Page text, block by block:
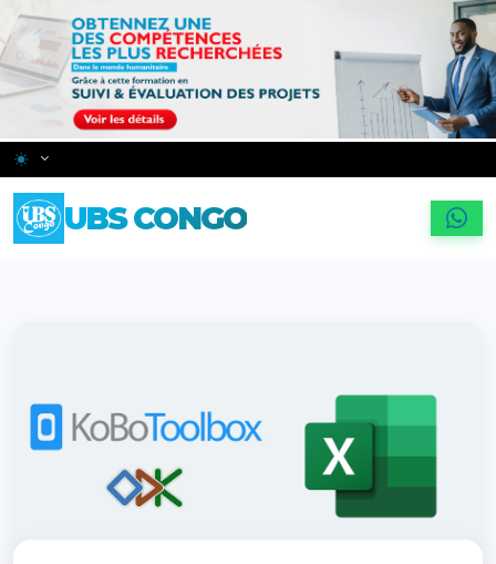
Skip to main content
Changer le thème
UBS CONGO